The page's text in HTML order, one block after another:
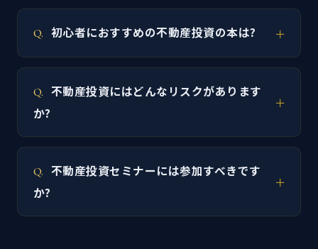
初心者におすすめの不動産投資の本は?
不動産投資にはどんなリスクがあります
か?
不動産投資セミナーには参加すべきです
か?